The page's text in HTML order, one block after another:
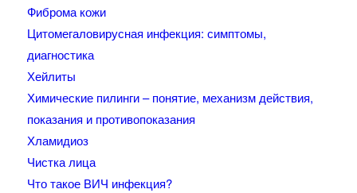
Фиброма кожи
Цитомегаловирусная инфекция: симптомы,
диагностика
Хейлиты
Химические пилинги – понятие, механизм действия,
показания и противопоказания
Хламидиоз
Чистка лица
Что такое ВИЧ инфекция?